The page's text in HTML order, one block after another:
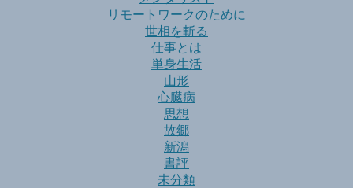
リモートワークのために
世相を斬る
仕事とは
単身生活
山形
心臓病
思想
故郷
新潟
書評
未分類